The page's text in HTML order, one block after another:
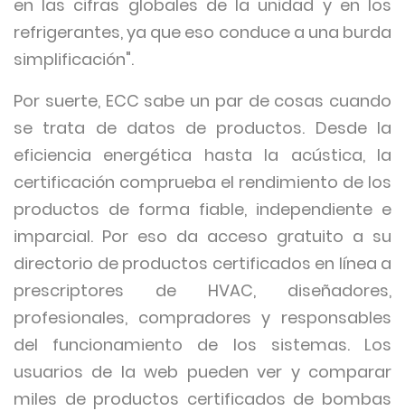
en las cifras globales de la unidad y en los
refrigerantes, ya que eso conduce a una burda
simplificación".
Por suerte, ECC sabe un par de cosas cuando
se trata de datos de productos. Desde la
eficiencia energética hasta la acústica, la
certificación comprueba el rendimiento de los
productos de forma fiable, independiente e
imparcial. Por eso da acceso gratuito a su
directorio de productos certificados en línea a
prescriptores de HVAC, diseñadores,
profesionales, compradores y responsables
del funcionamiento de los sistemas. Los
usuarios de la web pueden ver y comparar
miles de productos certificados de bombas